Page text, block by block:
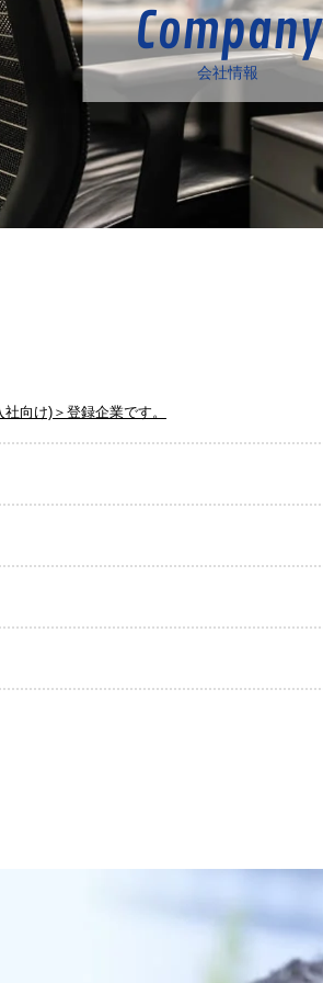
Company
会社情報
向け)＞登録企業です。